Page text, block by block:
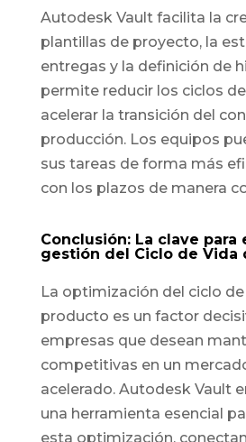
Autodesk Vault facilita la
plantillas de proyecto, la
entregas y la definición de
permite reducir los ciclos
acelerar la transición del
producción. Los equipos
sus tareas de forma más
con los plazos de manera
Conclusión: La clave para
gestión del Ciclo de Vida
La optimización del ciclo
producto es un factor
empresas que desean
competitivas en un
acelerado. Autodesk Vault
una herramienta esencial
esta optimización,